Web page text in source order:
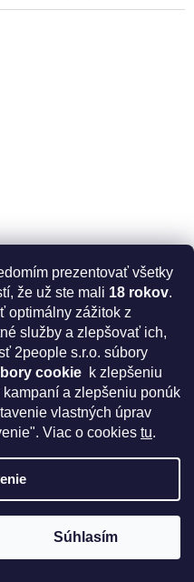
prezentovať všetky
že už ste mali 18 rokov.
optimálny zážitok z
služby a zlepšovať ich,
2people s.r.o. súbory
cookie k zlepšeniu
a zlepšeniu ponúk
vlastných úprav
Viac o cookies tu.
Súhlasím
- BeMine Enigma - 15ml
Skladom
Do košíka
koncentráciou vonných
zľavu 5%